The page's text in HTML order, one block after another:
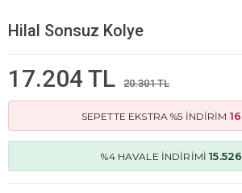
Hilal Sonsuz Kolye
17.204 TL 20.301 TL
SEPETTE EKSTRA %5 İNDİRİM
%4 HAVALE İNDİRİMİ